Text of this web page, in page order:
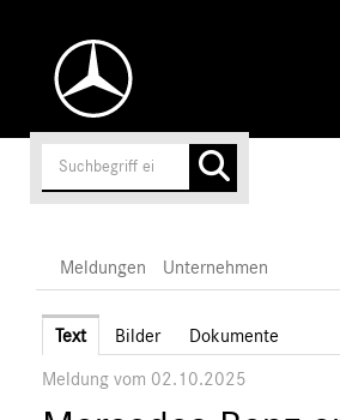
Unternehmen
Marken & Produkte
Meldungen Unternehmen
Text Bilder Dokumente
Meldung vom 02.10.2025